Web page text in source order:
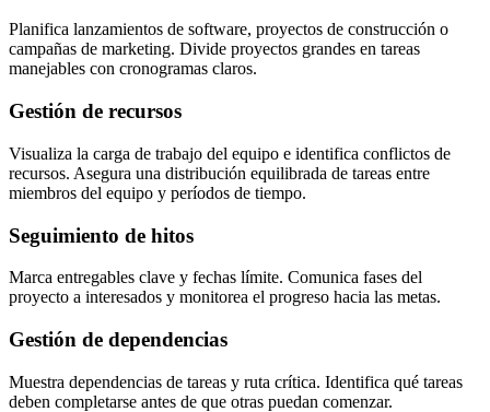
Planifica lanzamientos de software, proyectos de construcción o
campañas de marketing. Divide proyectos grandes en tareas
manejables con cronogramas claros.
Gestión de recursos
Visualiza la carga de trabajo del equipo e identifica conflictos de
recursos. Asegura una distribución equilibrada de tareas entre
miembros del equipo y períodos de tiempo.
Seguimiento de hitos
Marca entregables clave y fechas límite. Comunica fases del
proyecto a interesados y monitorea el progreso hacia las metas.
Gestión de dependencias
Muestra dependencias de tareas y ruta crítica. Identifica qué tareas
deben completarse antes de que otras puedan comenzar.